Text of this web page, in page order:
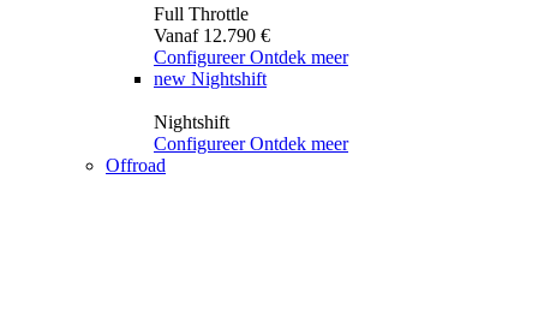
Full Throttle
Vanaf 12.790 €
Configureer Ontdek meer
new Nightshift
Nightshift
Configureer Ontdek meer
Offroad